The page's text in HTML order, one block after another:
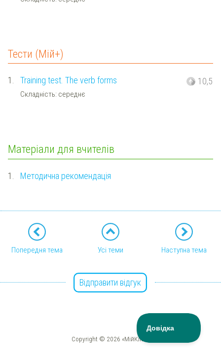
Тести (Мій+)
1. Training test. The verb forms
Складність: середнє
10,5
Матеріали для вчителів
1. Методична рекомендація
Попередня тема Усі теми Наступна тема
Відправити відгук
Copyright © 2026 «МійКлас»